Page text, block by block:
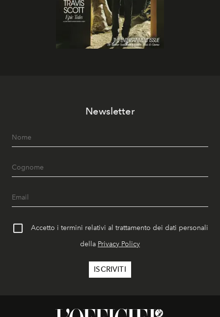
Newsletter
Accetto i termini relativi al trattamento dei dati personali
della Privacy Policy